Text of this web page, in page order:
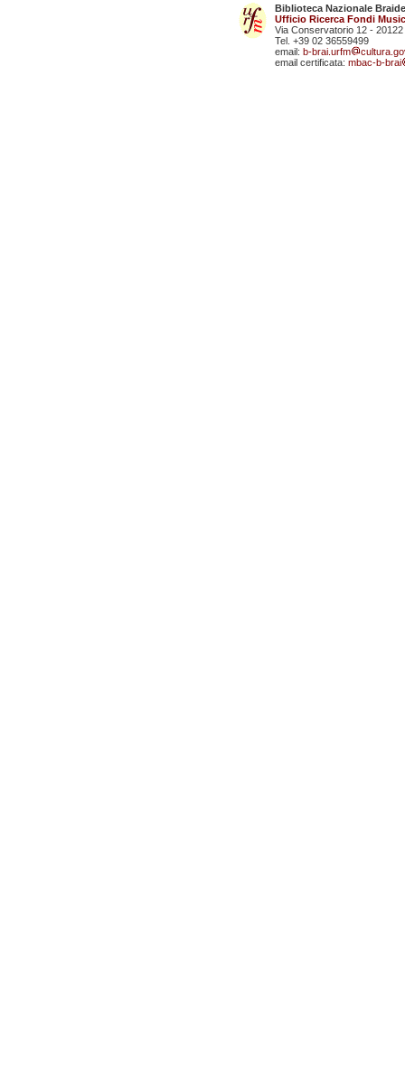
Biblioteca Nazionale
Ufficio Ricerca Fondi
Via Conservatorio 12 - 20122
Tel. +39 02 36559499
email: b-brai.urfm
email certificata: mbac-b-brai